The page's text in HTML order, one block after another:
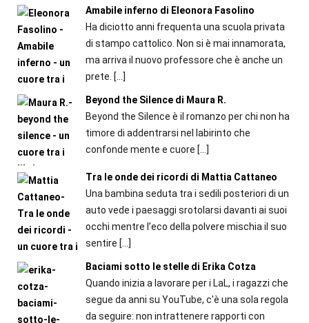
Amabile inferno di Eleonora Fasolino
Ha diciotto anni frequenta una scuola privata
di stampo cattolico. Non si è mai innamorata,
ma arriva il nuovo professore che è anche un
prete. […]
Beyond the Silence di Maura R.
Beyond the Silence è il romanzo per chi non ha
timore di addentrarsi nel labirinto che
confonde mente e cuore […]
Tra le onde dei ricordi di Mattia Cattaneo
Una bambina seduta tra i sedili posteriori di un
auto vede i paesaggi srotolarsi davanti ai suoi
occhi mentre l’eco della polvere mischia il suo
sentire […]
Baciami sotto le stelle di Erika Cotza
Quando inizia a lavorare per i LaL, i ragazzi che
segue da anni su YouTube, c'è una sola regola
da seguire: non intrattenere rapporti con